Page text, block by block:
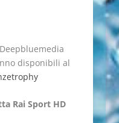
disponibili al
Rai Sport HD